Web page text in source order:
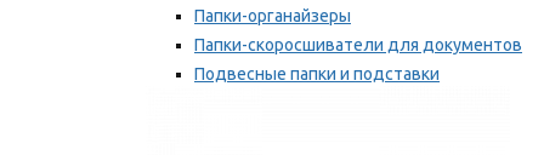
Папки-органайзеры
Папки-скоросшиватели для документов
Подвесные папки и подставки